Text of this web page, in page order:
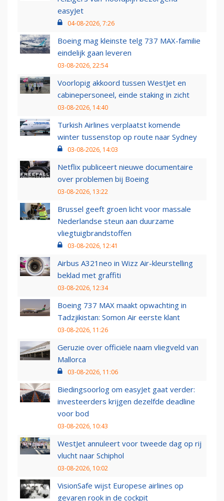
easyJet
04-08-2026, 7:26
Boeing mag kleinste telg 737 MAX-familie
eindelijk gaan leveren
03-08-2026, 22:54
Voorlopig akkoord tussen WestJet en
cabinepersoneel, einde staking in zicht
03-08-2026, 14:40
Turkish Airlines verplaatst komende
winter tussenstop op route naar Sydney
03-08-2026, 14:03
Netflix publiceert nieuwe documentaire
over problemen bij Boeing
03-08-2026, 13:22
Brussel geeft groen licht voor massale
Nederlandse steun aan duurzame
vliegtuigbrandstoffen
03-08-2026, 12:41
Airbus A321neo in Wizz Air-kleurstelling
beklad met graffiti
03-08-2026, 12:34
Boeing 737 MAX maakt opwachting in
Tadzjikistan: Somon Air eerste klant
03-08-2026, 11:26
Geruzie over officiële naam vliegveld van
Mallorca
03-08-2026, 11:06
Biedingsoorlog om easyJet gaat verder:
investeerders krijgen dezelfde deadline
voor bod
03-08-2026, 10:43
WestJet annuleert voor tweede dag op rij
vlucht naar Schiphol
03-08-2026, 10:02
VisionSafe wijst Europese airlines op
gevaren rook in de cockpit